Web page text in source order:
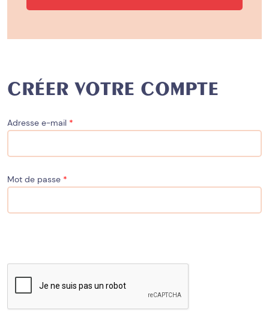
CRÉER VOTRE COMPTE
Adresse e-mail *
Mot de passe *